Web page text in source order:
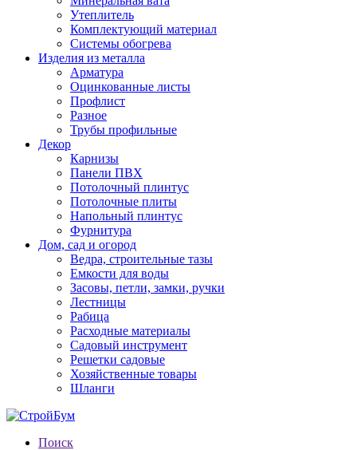
Утеплитель
Комплектующий материал
Системы обогрева
Изделия из металла
Арматура
Оцинкованные листы
Профлист
Разное
Трубы профильные
Декор
Карнизы
Панели ПВХ
Потолочный плинтус
Потолочные плиты
Напольный плинтус
Фурнитура
Дом, сад и огород
Ведра, строительные тазы
Емкости для воды
Засовы, петли, замки, ручки
Лестницы
Рабица
Расходные материалы
Садовый инструмент
Решетки садовые
Хозяйственные товары
Шланги
Поиск